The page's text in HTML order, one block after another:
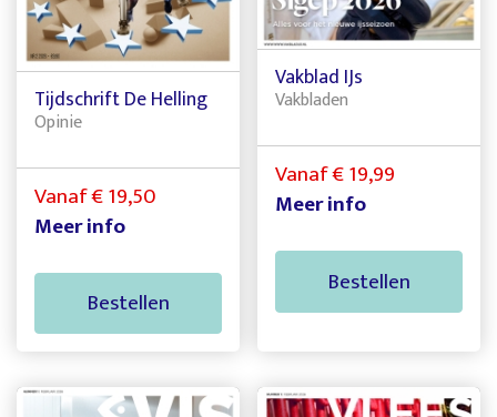
Tijdschrift De Helling
Opinie
Vanaf € 19,50
Meer info
Bestellen
Vakblad IJs
Vakbladen
Vanaf € 19,99
Meer info
Bestellen